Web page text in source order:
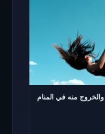
منه في المنام